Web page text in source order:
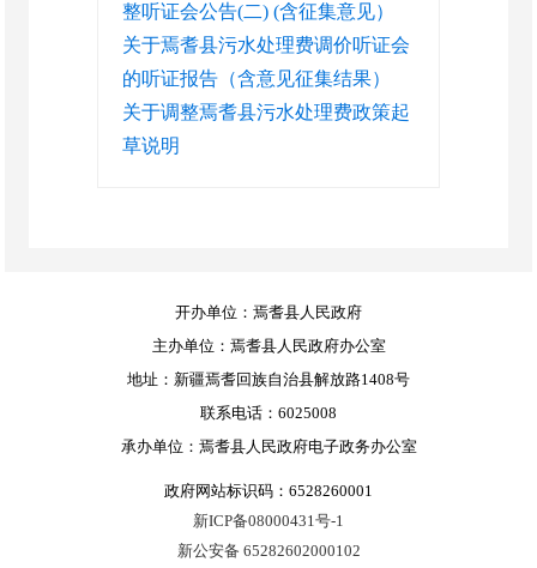
整听证会公告(二) (含征集意见）
关于焉耆县污水处理费调价听证会
的听证报告（含意见征集结果）
关于调整焉耆县污水处理费政策起
草说明
开办单位：焉耆县人民政府
主办单位：焉耆县人民政府办公室
地址：新疆焉耆回族自治县解放路1408号
联系电话：6025008
承办单位：焉耆县人民政府电子政务办公室
政府网站标识码：6528260001
新ICP备08000431号-1
新公安备 65282602000102